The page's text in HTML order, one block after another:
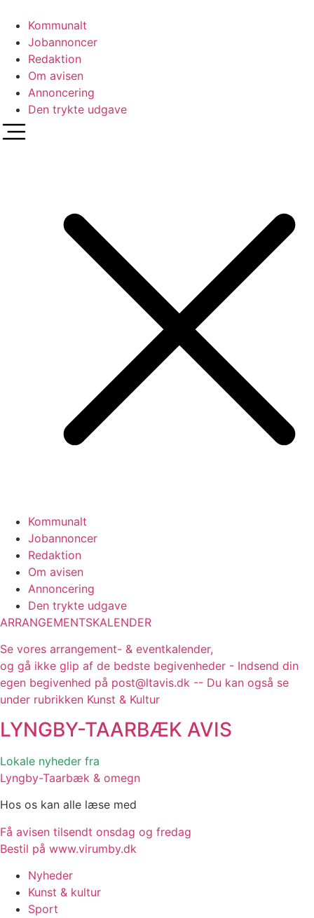
indhold
Kommunalt
Jobannoncer
Redaktion
Om avisen
Annoncering
Den trykte udgave
Kommunalt
Jobannoncer
Redaktion
Om avisen
Annoncering
Den trykte udgave
ARRANGEMENTSKALENDER
Se vores arrangement- & eventkalender,
og gå ikke glip af de bedste begivenheder - Indsend din
egen begivenhed på post@ltavis.dk -- Du kan også se
under rubrikken Kunst & Kultur
LYNGBY-TAARBÆK AVIS
Lokale nyheder fra
Lyngby-Taarbæk & omegn
Hos os kan alle læse med
Få avisen tilsendt onsdag og fredag
Bestil på www.virumby.dk
Nyheder
Kunst & kultur
Sport